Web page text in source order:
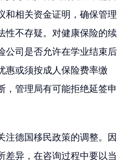
和相关资金证明，确保管理
性不存疑。对健康保险的续
公司是否允许在学业结束后
惠或须按成人保险费率缴
，管理局有可能拒绝延签申
注德国移民政策的调整。因
差异，在咨询过程中要以当